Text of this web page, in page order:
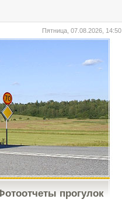
Пятница, 07.08.2026, 14:50
прогулок